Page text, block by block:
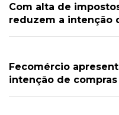
Com alta de
reduzem a intenção
Fecomércio
intenção de compras